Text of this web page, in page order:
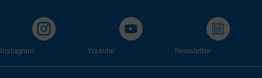
Instagram Youtube Newsletter